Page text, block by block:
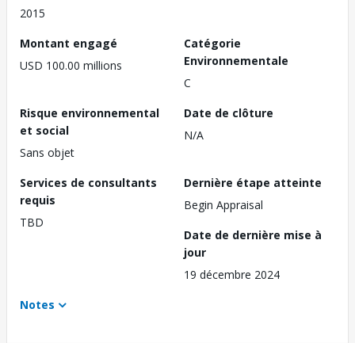
2015
Montant engagé
USD 100.00 millions
Catégorie
Environnementale
C
Risque environnemental
et social
Sans objet
Date de clôture
N/A
Services de consultants
requis
TBD
Dernière étape atteinte
Begin Appraisal
Date de dernière mise à
jour
19 décembre 2024
Notes